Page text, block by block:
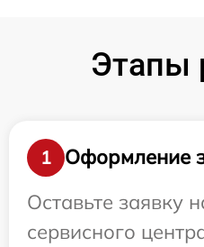
Этапы
1
Оформление
Оставьте заявку
сервисного